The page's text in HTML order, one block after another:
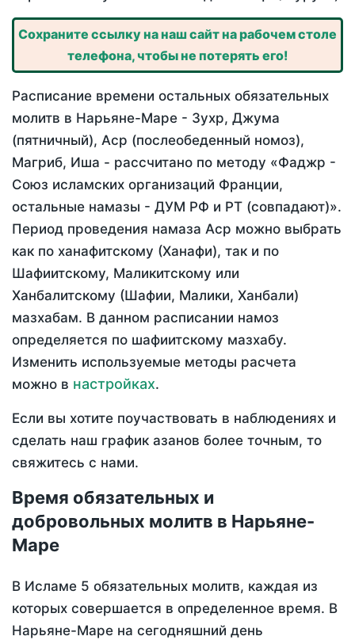
Сохраните ссылку на наш сайт на рабочем столе
телефона, чтобы не потерять его!
Расписание времени остальных обязательных
молитв в Нарьяне-Маре - Зухр, Джума
(пятничный), Аср (послеобеденный номоз),
Магриб, Иша - рассчитано по методу «Фаджр -
Союз исламских организаций Франции,
остальные намазы - ДУМ РФ и РТ (совпадают)».
Период проведения намаза Аср можно выбрать
как по ханафитскому (Ханафи), так и по
Шафиитскому, Маликитскому или
Ханбалитскому (Шафии, Малики, Ханбали)
мазхабам. В данном расписании намоз
определяется по шафиитскому мазхабу.
Изменить используемые методы расчета
можно в настройках.
Если вы хотите поучаствовать в наблюдениях и
сделать наш график азанов более точным, то
свяжитесь с нами.
Время обязательных и
добровольных молитв в Нарьяне-
Маре
В Исламе 5 обязательных молитв, каждая из
которых совершается в определенное время. В
Нарьяне-Маре на сегодняшний день